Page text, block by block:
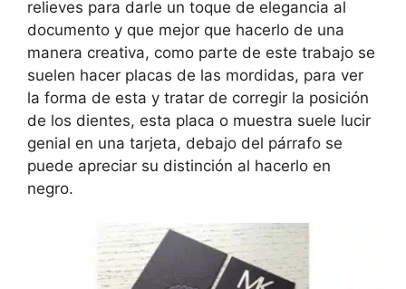
relieves para darle un toque de elegancia al
documento y que mejor que hacerlo de una
manera creativa, como parte de este trabajo se
suelen hacer placas de las mordidas, para ver
la forma de esta y tratar de corregir la posición
de los dientes, esta placa o muestra suele lucir
genial en una tarjeta, debajo del párrafo se
puede apreciar su distinción al hacerlo en
negro.